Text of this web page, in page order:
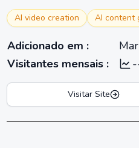
AI video creation AI content
Adicionado em :
Visitantes mensais :
Visitar Site